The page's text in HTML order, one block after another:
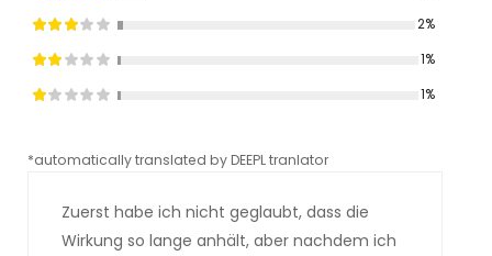
2%
1%
1%
*automatically translated by DEEPL tranlator
Zuerst habe ich nicht geglaubt, dass die
Wirkung so lange anhält, aber nachdem ich